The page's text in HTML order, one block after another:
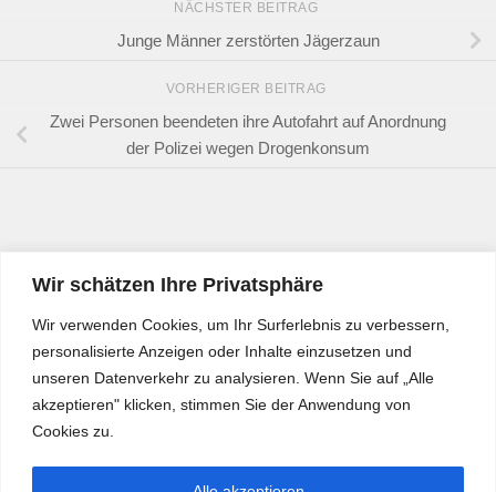
Wir schätzen Ihre Privatsphäre
Wir verwenden Cookies, um Ihr Surferlebnis zu verbessern,
personalisierte Anzeigen oder Inhalte einzusetzen und
unseren Datenverkehr zu analysieren. Wenn Sie auf „Alle
akzeptieren" klicken, stimmen Sie der Anwendung von
Cookies zu.
NÄCHSTER BEITRAG
Junge Männer zerstörten Jägerzaun
VORHERIGER BEITRAG
Zwei Personen beendeten ihre Autofahrt auf Anordnung
der Polizei wegen Drogenkonsum